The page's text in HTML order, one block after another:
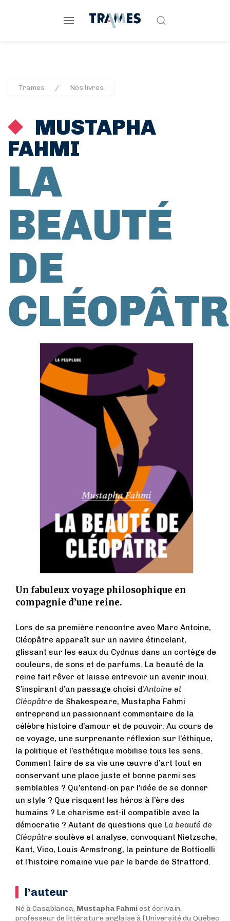
Trames Nos livres
MUSTAPHA
FAHMI
LA
BEAUTÉ
DE
Un fabuleux voyage philosophique en
compagnie d’une reine.
Lors de sa première rencontre avec Marc Antoine,
Cléopâtre apparaît sur un navire étincelant,
glissant sur les eaux du Cydnus dans un cortège de
couleurs, de sons et de parfums. La beauté de la
reine fait rêver et laisse entrevoir un avenir inouï.
S’inspirant d’un passage choisi d’Antoine et
Cléopâtre de Shakespeare, Mustapha Fahmi
entreprend un passionnant commentaire de la
célèbre histoire d’amour et de pouvoir. Au cours de
ce voyage, une surprenante réflexion sur l’éthique,
la politique et l’esthétique mobilise tous les sens.
Comment faire de sa vie une œuvre d’art tout en
conservant une place juste et bonne parmi ses
semblables ? Qu’entend-on par l’idée de se donner
un style ? Que risquent les héros à l’ère des
humains ? Le charisme est-il compatible avec la
démocratie ? Autant de questions que La beauté de
Cléopâtre soulève et analyse, convoquant Nietzsche,
Kant, Vico, Louis Armstrong, la peinture de Botticelli
et l’histoire romaine vue par le barde de Stratford.
l’auteur
Né à Casablanca, Mustapha Fahmiest écrivain,
professeur de littérature anglaise à l’Université du Québec